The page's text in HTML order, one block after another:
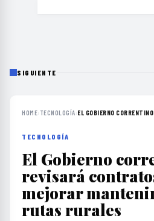
SIGUIENTE
HOME› TECNOLOGÍA›EL GOBIERNO
TECNOLOGÍA
El Gobierno
revisará
mejorar
rutas rurales